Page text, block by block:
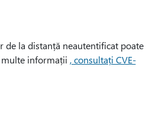
la distanță neautentificat poate
multe informații , consultați CVE-